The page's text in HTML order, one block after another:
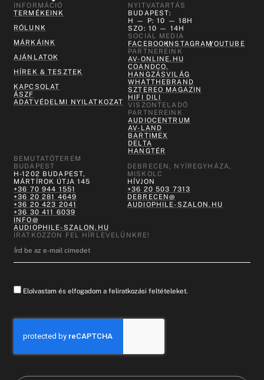
INFORMÁCIÓ
TERMÉKEINK
RÓLUNK
MÁRKÁINK
AJÁNLATOK
HÍREK & TESZTEK
KAPCSOLAT
ÁSZF
ADATVÉDELMI NYILATKOZAT
NYITVATARTÁS
BUDAPEST:
H — P: 10 — 18H
SZO: 10 — 14H
SOCIAL MEDIA
FACEBOOKINSTAGRAMYOUTUBE
PARTNEREINK
AV-ONLINE.HU
COANDCO.
HANGZÁSVILÁG
WHATTHEBRAND
SZTEREO MAGAZIN
HIFI DILI
VISZONTELADÓ
PARTNEREINK
AUDIOCENTRUM
AV-LAND
BARTIMEX
DELTA
HANGTÉR
BEMUTATÓTEREM
BUDAPEST
H-1202 BUDAPEST,
MÁRTÍROK ÚTJA 145
+36 70 944 1551
+36 20 281 4649
+36 20 423 2041
+36 30 411 6039
INFO@
AUDIOPHILE-SZALON.HU
DEBRECEN, NYÍREGYHÁZA,
MISKOLC
HÍVJON
+36 20 503 7313
DEBRECEN@
AUDIOPHILE-SZALON.HU
IRATKOZZON FEL HÍRLEVELÜNKRE!
Elolvastam és elfogadom a feliratkozási feltételeket.